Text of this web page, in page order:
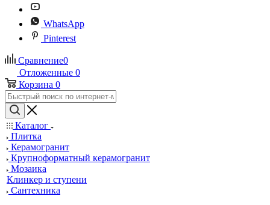
WhatsApp
Pinterest
Сравнение0
Отложенные 0
Корзина 0
Каталог
Плитка
Керамогранит
Крупноформатный керамогранит
Мозаика
Клинкер и ступени
Сантехника